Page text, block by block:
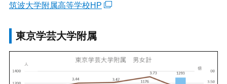
筑波大学附属高等学校HP
東京学芸大学附属